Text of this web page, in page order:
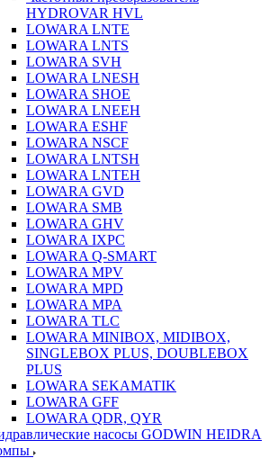
HYDROVAR HVL
LOWARA LNTE
LOWARA LNTS
LOWARA SVH
LOWARA LNESH
LOWARA SHOE
LOWARA LNEEH
LOWARA ESHF
LOWARA NSCF
LOWARA LNTSH
LOWARA LNTEH
LOWARA GVD
LOWARA SMB
LOWARA GHV
LOWARA IXPС
LOWARA Q-SMART
LOWARA MPV
LOWARA MPD
LOWARA MPA
LOWARA TLC
LOWARA MINIBOX, MIDIBOX,
SINGLEBOX PLUS, DOUBLEBOX
PLUS
LOWARA SEKAMATIK
LOWARA GFF
LOWARA QDR, QYR
насосы GODWIN HEIDRA